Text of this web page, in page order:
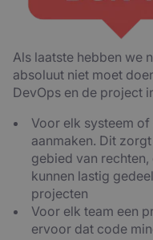
Als laatste hebben we
absoluut niet moet
DevOps en de project
Voor elk systeem
aanmaken. Dit
gebied van
kunnen lastig
projecten
Voor elk team een
ervoor dat code